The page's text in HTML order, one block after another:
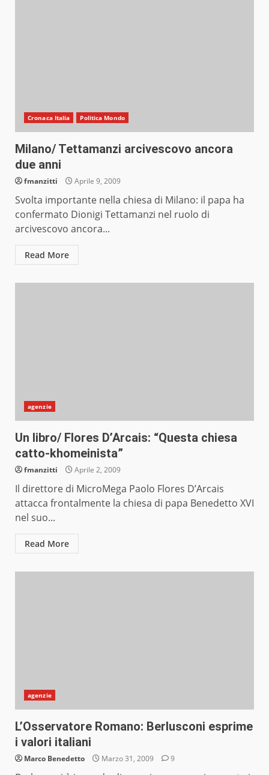
Cronaca Italia Politica Mondo
Milano/ Tettamanzi arcivescovo ancora
due anni
fmanzitti Aprile 9, 2009
Svolta importante nella chiesa di Milano: il papa ha
confermato Dionigi Tettamanzi nel ruolo di
arcivescovo ancora...
Read More
agenzie
Un libro/ Flores D’Arcais: “Questa chiesa
catto-khomeinista”
fmanzitti Aprile 2, 2009
Il direttore di MicroMega Paolo Flores D’Arcais
attacca frontalmente la chiesa di papa Benedetto XVI
nel suo...
Read More
agenzie
L’Osservatore Romano: Berlusconi esprime
i valori italiani
Marco Benedetto Marzo 31, 2009 9